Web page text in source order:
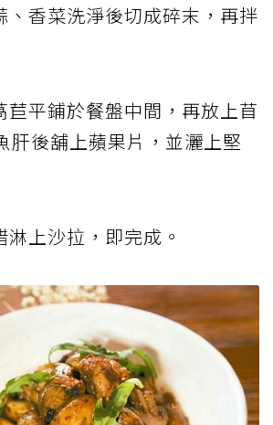
、香菜洗淨後切成碎末，再拌
苣平鋪於餐盤中間，再放上苜
肝後舖上蘋果片，並灑上堅
上沙拉，即完成。